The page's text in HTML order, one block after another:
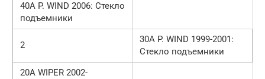
40А P. WIND 2006: Стекло
подъемники
2
30А P. WIND 1999-2001:
Стекло подъемники
20А WIPER 2002-